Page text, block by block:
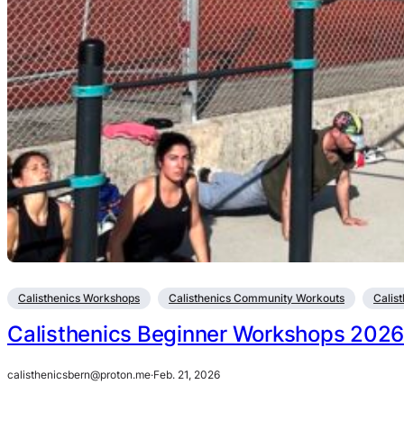
Calisthenics Workshops Calisthenics Community Workouts
Calisthenics Beginner Workshops
calisthenicsbern@proton.me·Feb. 21, 2026